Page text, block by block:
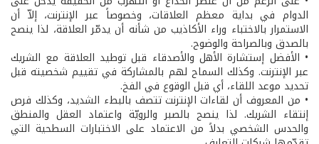
الدوام في بداية معظم العلاقات، وخصوصاً عبر الإنترنت، إلاّ أن
الاستمرار بالاختباء وراء الأكاذيب من شأنه أن يدمّر العلاقة، لذا ينصح
بالصدق وبالصراحة والوضوح.
• الأفضل إستشارة الأهل والأصدقاء قبل توطيد العلاقة مع الشريك
عبر الإنترنت. وكذلك السماح لهم بالمشاركة في تقييم شخصيته قبل
تحديد موعد اللقاء، أي قبل الوقوع في الفخ.
• من المعروف أن لقاءات الإنترنت تتصف بالبطء الشديد، وكذلك فرص
إنتقاء الشريك. لذا ينصح بالصبر والرويّة واعتماد العقل والمنطق
والحدس الشخصي بدلاً من الاعتماد على الاختبارات السطحية التي